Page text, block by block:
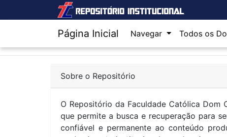
Página Inicial Navegar Todos os
Sobre o Repositório
O Repositório da Faculdade Católica
que permite a busca e recuperação para
confiável e permanente ao conteúdo